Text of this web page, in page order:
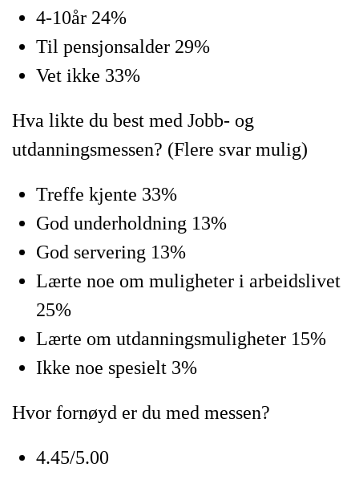
4-10år 24%
Til pensjonsalder 29%
Vet ikke 33%
Hva likte du best med Jobb- og
utdanningsmessen? (Flere svar mulig)
Treffe kjente 33%
God underholdning 13%
God servering 13%
Lærte noe om muligheter i arbeidslivet
25%
Lærte om utdanningsmuligheter 15%
Ikke noe spesielt 3%
Hvor fornøyd er du med messen?
4.45/5.00